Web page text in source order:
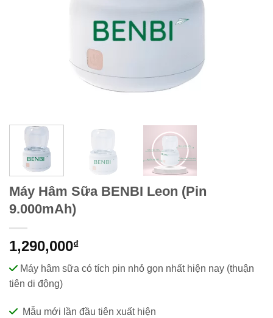
Máy Hâm Sữa BENBI Leon (Pin
9.000mAh)
1,290,000₫
Máy hâm sữa có tích pin nhỏ gọn nhất hiện nay (thuận
tiên di động)
Mẫu mới lần đầu tiên xuất hiện